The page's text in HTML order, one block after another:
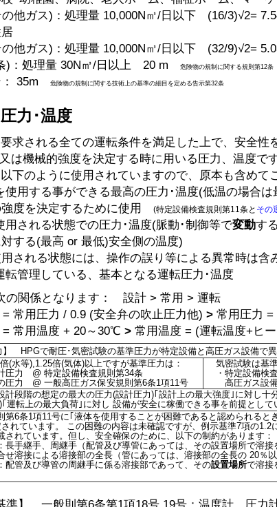
ガス)：処理量 10,000N㎥/日以下 (16/3)√2=
ガス)：処理量 10,000N㎥/日以下 (32/9)√2=
：処理量 30N㎥/日以上 20 m
危険物の規制に関する規則第12条
35m 危険物の規制に関する技術上の基準の細目を定める告示第32条
力･温度
求される全ての運転条件を満足した上で、安全
は機械的強度を決定する時に用いる圧力、温度です
下のように使用されていますので、原本も含めて
使用する事ができる最高の圧力･温度(低温の場合は
度を決定するために使用
(特定設備検査規則第11条と その
用される状態での圧力･温度(脈動･制御等で変動す
する(最高 or 最低)安全側の温度)
される状態には、操作の誤り等による異常時は
転管理している、基本となる運転圧力･温度
の関係となります： 設計 > 常用 > 運転
力 / 0.9 (安全弁の吹止圧力他) > 常用圧力
度 + 20～30℃ > 常用温度 = (運転温度+ヒ
】 HPGで耐圧･気密試験の基準圧力が特定設備と高圧ガス設備で異
(水等),1.25倍(気体)以上ですが基準圧力は：
圧力 @ 特定設備検査規則第34条
力 @ 一般高圧ガス保安規則第6条1項11号
気密試験は基
・特定設備検
高圧ガス設備
段階の想定の最大の圧力(設計圧力)｢設計上の最大強度｣に対し十
運転上の最大負荷｣に対し 設備が安全に稼働できる事を前提として
第6条1項11号に｢液体を使用することが困難であると認められる
れています。 この困難の内容は未確認ですが、例示基準7項の
されています。但し、安全確保のために、以下の制約があります：
長手継手、周継手（配管及び導管にあっては、その設置場所で溶
せ溶接による溶接部の全長（管にあっては、溶接部の全長の 20％以
配管及び導管の周継手に係る溶接部であって、その設置場所で溶接